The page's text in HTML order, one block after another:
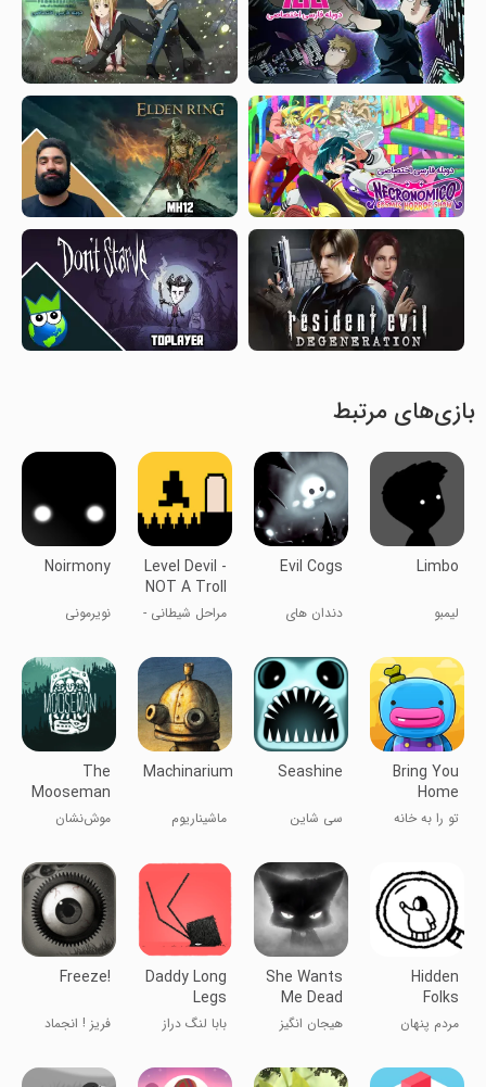
بازی‌های مرتبط
Limbo
لیمبو
Evil Cogs
دندان های
Level Devil -
NOT A Troll
Game
مراحل شیطانی -
نیست
Noirmony
نویرمونی
Bring You
Home
تو را به خانه
Seashine
سی شاین
Machinarium
ماشیناریوم
The
Mooseman
موش‌نشان
Hidden
Folks
مردم پنهان
She Wants
Me Dead
هیجان انگیز
مکس
Daddy Long
Legs
بابا لنگ دراز
Freeze!
فریز ! انجماد